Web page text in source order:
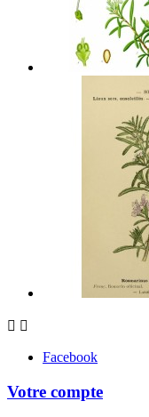
 
Facebook
Votre compte